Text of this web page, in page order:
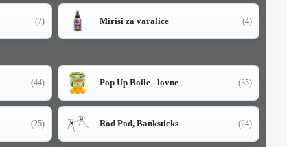
(7) Mirisi za varalice (4)
(44) Pop Up Boile - lovne (35)
(25) Rod Pod, Banksticks (24)